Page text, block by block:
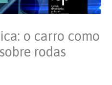
o carro como
rodas